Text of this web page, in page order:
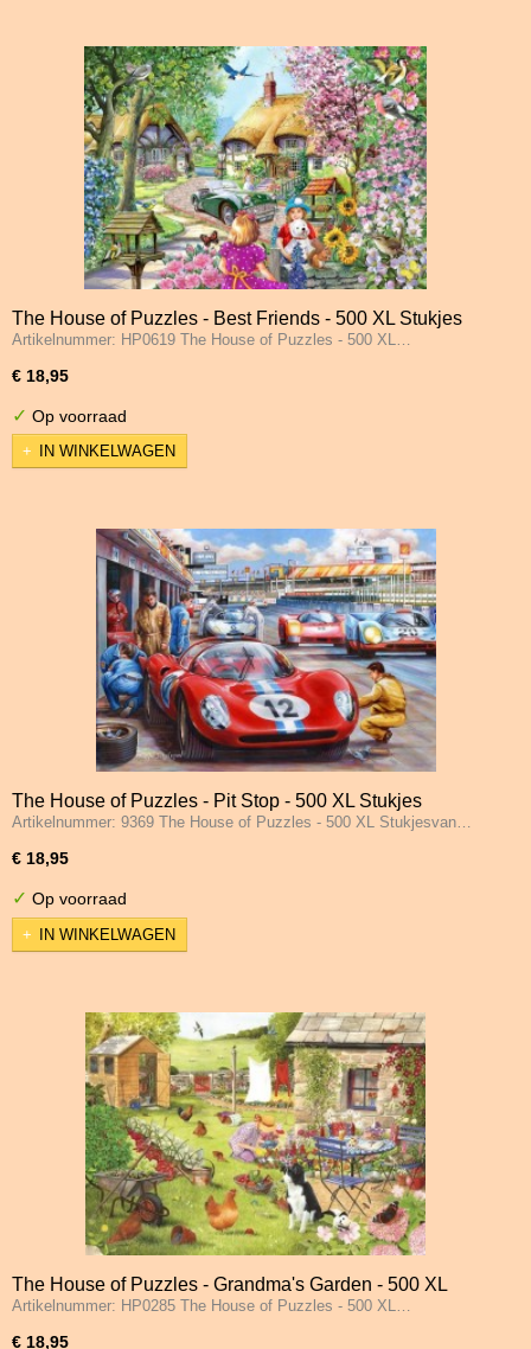
The House of Puzzles - Best Friends - 500 XL Stukjes
Artikelnummer: HP0619 The House of Puzzles - 500 XL…
€ 18,95
✓ Op voorraad
IN WINKELWAGEN
The House of Puzzles - Pit Stop - 500 XL Stukjes
Artikelnummer: 9369 The House of Puzzles - 500 XL Stukjesvan…
€ 18,95
✓ Op voorraad
IN WINKELWAGEN
The House of Puzzles - Grandma's Garden - 500 XL
Stukjes
Artikelnummer: HP0285 The House of Puzzles - 500 XL…
€ 18,95